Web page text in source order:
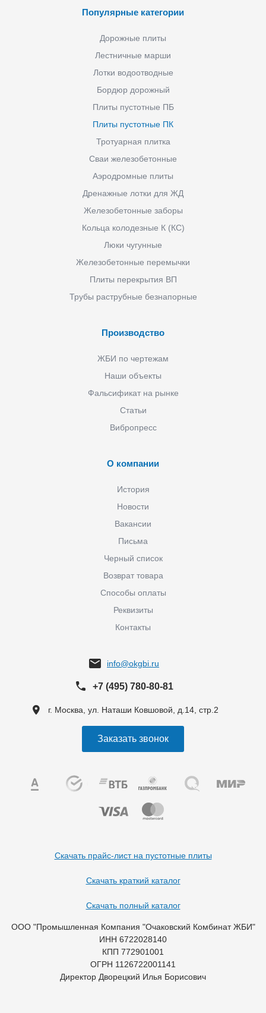
Популярные категории
Дорожные плиты
Лестничные марши
Лотки водоотводные
Бордюр дорожный
Плиты пустотные ПБ
Плиты пустотные ПК
Тротуарная плитка
Сваи железобетонные
Аэродромные плиты
Дренажные лотки для ЖД
Железобетонные заборы
Кольца колодезные К (КС)
Люки чугунные
Железобетонные перемычки
Плиты перекрытия ВП
Трубы раструбные безнапорные
Производство
ЖБИ по чертежам
Наши объекты
Фальсификат на рынке
Статьи
Вибропресс
О компании
История
Новости
Вакансии
Письма
Черный список
Возврат товара
Способы оплаты
Реквизиты
Контакты
info@okgbi.ru
+7 (495) 780-80-81
г. Москва, ул. Наташи Ковшовой, д.14, стр.2
Заказать звонок
Скачать прайс-лист на пустотные плиты
Скачать краткий каталог
Скачать полный каталог
ООО "Промышленная Компания "Очаковский Комбинат ЖБИ"
ИНН 6722028140
КПП 772901001
ОГРН 1126722001141
Директор Дворецкий Илья Борисович